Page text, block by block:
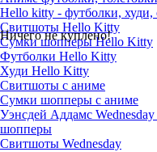
Ничего не куплено!
Hello kitty - футболки,
Свитшоты Hello Kitty
Сумки шопперы Hello Kitty
Футболки Hello Kitty
Худи Hello Kitty
Свитшоты с аниме
Сумки шопперы с аниме
Уэнсдей Аддамс
шопперы
Свитшоты Wednesday